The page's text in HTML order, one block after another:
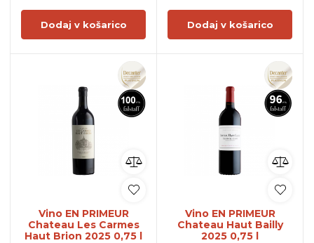
Dodaj v košarico Dodaj v košarico
Vino EN PRIMEUR
Chateau Les Carmes
Haut Brion 2025 0,75 l
Vino EN PRIMEUR
Chateau Haut Bailly
2025 0,75 l